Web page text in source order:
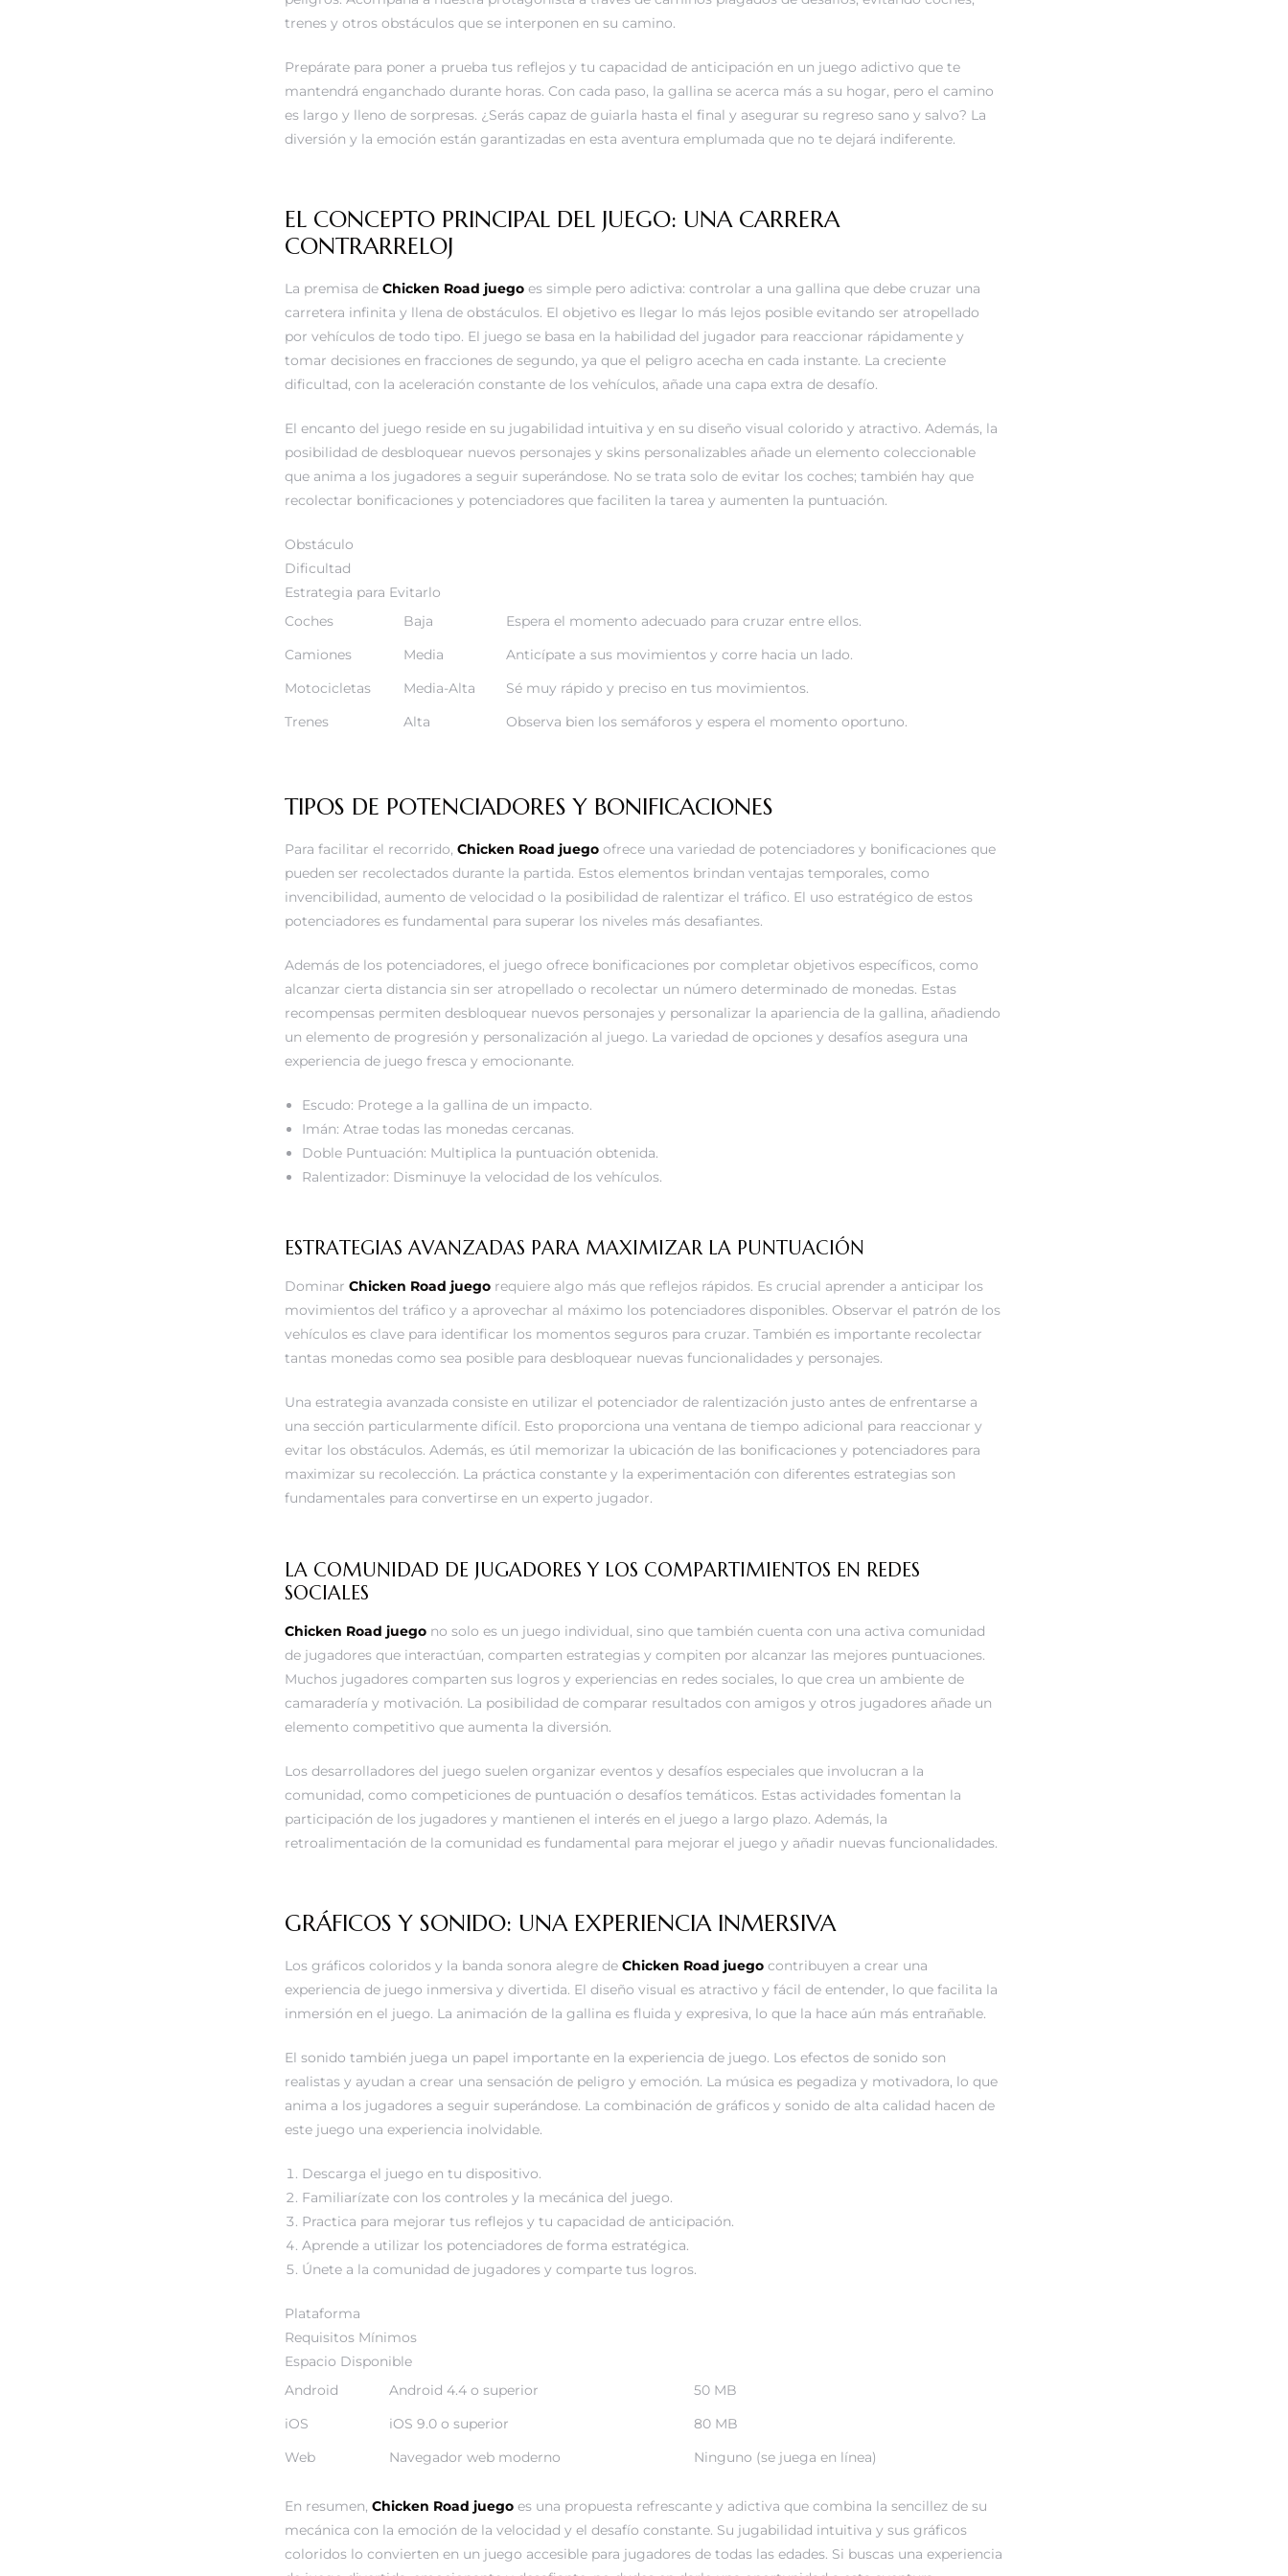
trenes y otros obstáculos que se interponen en su camino.
Prepárate para poner a prueba tus reflejos y tu capacidad de anticipación en un juego adictivo que te
mantendrá enganchado durante horas. Con cada paso, la gallina se acerca más a su hogar, pero el camino
es largo y lleno de sorpresas. ¿Serás capaz de guiarla hasta el final y asegurar su regreso sano y salvo? La
diversión y la emoción están garantizadas en esta aventura emplumada que no te dejará indiferente.
EL CONCEPTO PRINCIPAL DEL JUEGO: UNA CARRERA
CONTRARRELOJ
La premisa de Chicken Road juego es simple pero adictiva: controlar a una gallina que debe cruzar una
carretera infinita y llena de obstáculos. El objetivo es llegar lo más lejos posible evitando ser atropellado
por vehículos de todo tipo. El juego se basa en la habilidad del jugador para reaccionar rápidamente y
tomar decisiones en fracciones de segundo, ya que el peligro acecha en cada instante. La creciente
dificultad, con la aceleración constante de los vehículos, añade una capa extra de desafío.
El encanto del juego reside en su jugabilidad intuitiva y en su diseño visual colorido y atractivo. Además, la
posibilidad de desbloquear nuevos personajes y skins personalizables añade un elemento coleccionable
que anima a los jugadores a seguir superándose. No se trata solo de evitar los coches; también hay que
recolectar bonificaciones y potenciadores que faciliten la tarea y aumenten la puntuación.
Obstáculo
Dificultad
Estrategia para Evitarlo
Coches
Baja
Espera el momento adecuado para cruzar entre ellos.
Camiones
Media
Anticípate a sus movimientos y corre hacia un lado.
Motocicletas
Media-Alta
Sé muy rápido y preciso en tus movimientos.
Trenes
Alta Observa bien los semáforos y espera el momento oportuno.
TIPOS DE POTENCIADORES Y BONIFICACIONES
Para facilitar el recorrido, Chicken Road juego ofrece una variedad de potenciadores y bonificaciones que
pueden ser recolectados durante la partida. Estos elementos brindan ventajas temporales, como
invencibilidad, aumento de velocidad o la posibilidad de ralentizar el tráfico. El uso estratégico de estos
potenciadores es fundamental para superar los niveles más desafiantes.
Además de los potenciadores, el juego ofrece bonificaciones por completar objetivos específicos, como
alcanzar cierta distancia sin ser atropellado o recolectar un número determinado de monedas. Estas
recompensas permiten desbloquear nuevos personajes y personalizar la apariencia de la gallina, añadiendo
un elemento de progresión y personalización al juego. La variedad de opciones y desafíos asegura una
experiencia de juego fresca y emocionante.
Escudo: Protege a la gallina de un impacto.
Imán: Atrae todas las monedas cercanas.
Doble Puntuación: Multiplica la puntuación obtenida.
Ralentizador: Disminuye la velocidad de los vehículos.
ESTRATEGIAS AVANZADAS PARA MAXIMIZAR LA PUNTUACIÓN
Dominar Chicken Road juego requiere algo más que reflejos rápidos. Es crucial aprender a anticipar los
movimientos del tráfico y a aprovechar al máximo los potenciadores disponibles. Observar el patrón de los
vehículos es clave para identificar los momentos seguros para cruzar. También es importante recolectar
tantas monedas como sea posible para desbloquear nuevas funcionalidades y personajes.
Una estrategia avanzada consiste en utilizar el potenciador de ralentización justo antes de enfrentarse a
una sección particularmente difícil. Esto proporciona una ventana de tiempo adicional para reaccionar y
evitar los obstáculos. Además, es útil memorizar la ubicación de las bonificaciones y potenciadores para
maximizar su recolección. La práctica constante y la experimentación con diferentes estrategias son
fundamentales para convertirse en un experto jugador.
LA COMUNIDAD DE JUGADORES Y LOS COMPARTIMIENTOS EN REDES
SOCIALES
Chicken Road juego no solo es un juego individual, sino que también cuenta con una activa comunidad
de jugadores que interactúan, comparten estrategias y compiten por alcanzar las mejores puntuaciones.
Muchos jugadores comparten sus logros y experiencias en redes sociales, lo que crea un ambiente de
camaradería y motivación. La posibilidad de comparar resultados con amigos y otros jugadores añade un
elemento competitivo que aumenta la diversión.
Los desarrolladores del juego suelen organizar eventos y desafíos especiales que involucran a la
comunidad, como competiciones de puntuación o desafíos temáticos. Estas actividades fomentan la
participación de los jugadores y mantienen el interés en el juego a largo plazo. Además, la
retroalimentación de la comunidad es fundamental para mejorar el juego y añadir nuevas funcionalidades.
GRÁFICOS Y SONIDO: UNA EXPERIENCIA INMERSIVA
Los gráficos coloridos y la banda sonora alegre de Chicken Road juego contribuyen a crear una
experiencia de juego inmersiva y divertida. El diseño visual es atractivo y fácil de entender, lo que facilita la
inmersión en el juego. La animación de la gallina es fluida y expresiva, lo que la hace aún más entrañable.
El sonido también juega un papel importante en la experiencia de juego. Los efectos de sonido son
realistas y ayudan a crear una sensación de peligro y emoción. La música es pegadiza y motivadora, lo que
anima a los jugadores a seguir superándose. La combinación de gráficos y sonido de alta calidad hacen de
este juego una experiencia inolvidable.
Descarga el juego en tu dispositivo.
Familiarízate con los controles y la mecánica del juego.
Practica para mejorar tus reflejos y tu capacidad de anticipación.
Aprende a utilizar los potenciadores de forma estratégica.
Únete a la comunidad de jugadores y comparte tus logros.
Plataforma
Requisitos Mínimos
Espacio Disponible
Android
Android 4.4 o superior
50 MB
iOS
iOS 9.0 o superior
80 MB
Web
Navegador web moderno Ninguno (se juega en línea)
En resumen, Chicken Road juego es una propuesta refrescante y adictiva que combina la sencillez de su
mecánica con la emoción de la velocidad y el desafío constante. Su jugabilidad intuitiva y sus gráficos
coloridos lo convierten en un juego accesible para jugadores de todas las edades. Si buscas una experiencia